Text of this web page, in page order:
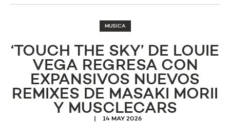
MUSICA
‘TOUCH THE SKY’ DE LOUIE
VEGA REGRESA CON
EXPANSIVOS NUEVOS
REMIXES DE MASAKI MORII
Y MUSCLECARS
14 MAY 2026